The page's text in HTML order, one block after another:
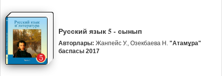
Русский язык 5 - сынып
Авторлары: Жанпейс У., Озекбаева Н. "Атамұра"
баспасы 2017